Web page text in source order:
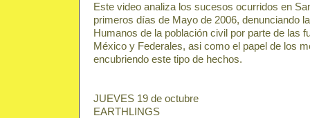
Este video analiza los sucesos ocurridos en
primeros días de Mayo de 2006, denunciando
Humanos de la población civil por parte de las
México y Federales, asi como el papel de los
encubriendo este tipo de hechos.
JUEVES 19 de octubre
EARTHLINGS